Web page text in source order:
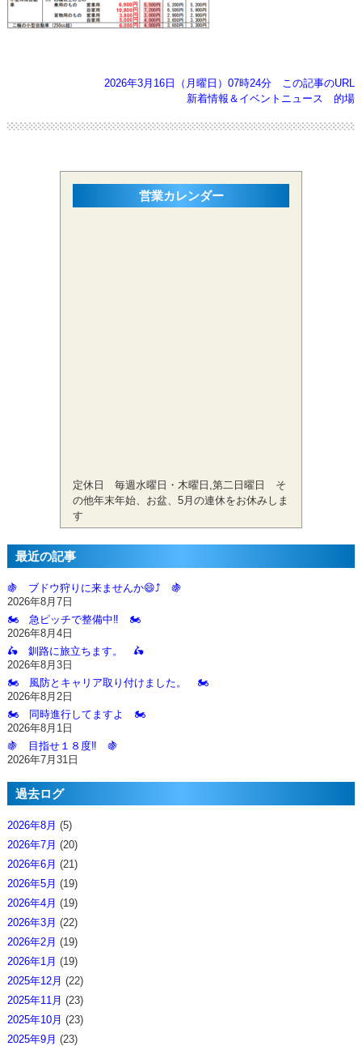
2026年3月16日（月曜日）07時24分
この記事のURL
新着情報＆イベントニュース
的場
営業カレンダー
定休日 毎週水曜日・木曜日,第二日曜日 そ
の他年末年始、お盆、5月の連休をお休みしま
す
最近の記事
🍇 ブドウ狩りに来ませんか😄⤴️ 🍇
2026年8月7日
🏍️ 急ピッチで整備中‼️ 🏍️
2026年8月4日
🛵 釧路に旅立ちます。 🛵
2026年8月3日
🏍️ 風防とキャリア取り付けました。 🏍️
2026年8月2日
🏍️ 同時進行してますよ 🏍️
2026年8月1日
🍇 目指せ１８度‼️ 🍇
2026年7月31日
過去ログ
2026年8月 (5)
2026年7月 (20)
2026年6月 (21)
2026年5月 (19)
2026年4月 (19)
2026年3月 (22)
2026年2月 (19)
2026年1月 (19)
2025年12月 (22)
2025年11月 (23)
2025年10月 (23)
2025年9月 (23)